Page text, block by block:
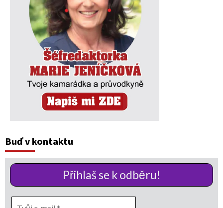
Buď v kontaktu